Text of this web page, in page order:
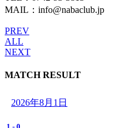
MAIL：info@nabaclub.jp
PREV
ALL
NEXT
MATCH RESULT
2026年8月1日